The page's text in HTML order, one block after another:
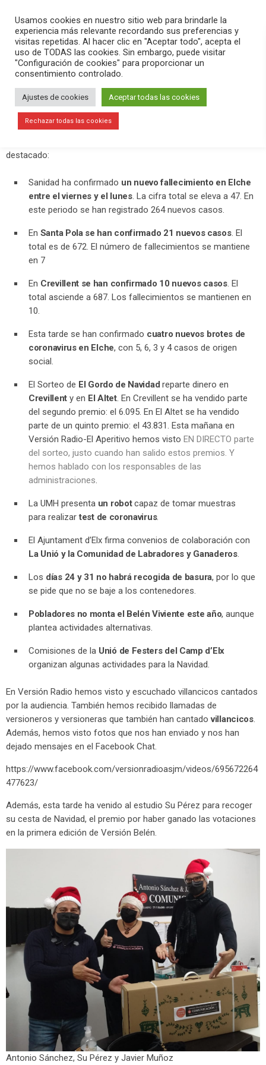
search menu pause PLAY
diciembre 22, 2020
1 nuevo fallecimiento por
coronavirus en Elche y 4 brotes con
18 casos
destacado:
Sanidad ha confirmado un nuevo fallecimiento en Elche
entre el viernes y el lunes. La cifra total se eleva a 47. En
este periodo se han registrado 264 nuevos casos.
En Santa Pola se han confirmado 21 nuevos casos. El
total es de 672. El número de fallecimientos se mantiene
en 7
En Crevillent se han confirmado 10 nuevos casos. El
total asciende a 687. Los fallecimientos se mantienen en
10.
Esta tarde se han confirmado cuatro nuevos brotes de
coronavirus en Elche, con 5, 6, 3 y 4 casos de origen
social.
El Sorteo de El Gordo de Navidad reparte dinero en
Crevillent y en El Altet. En Crevillent se ha vendido parte
del segundo premio: el 6.095. En El Altet se ha vendido
parte de un quinto premio: el 43.831. Esta mañana en
Versión Radio-El Aperitivo hemos visto EN DIRECTO parte
del sorteo, justo cuando han salido estos premios. Y
hemos hablado con los responsables de las
administraciones
La UMH presenta un robotcapaz de tomar muestras
para realizartest de coronavirus.
El Ajuntament d’Elx firma convenios de colaboración con
La Unió y la Comunidad de Labradores y Ganaderos.
Los días 24 y 31 no habrá recogida de basura, por lo que
se pide que no se baje a los contenedores.
Pobladores no monta el Belén Viviente este año, aunque
plantea actividades alternativas.
Comisiones de la Unió de Festers del Camp d’Elx
organizan algunas actividades para la Navidad.
En Versión Radio hemos visto y escuchado villancicos cantados
por la audiencia. También hemos recibido llamadas de
versioneros y versioneras que también han cantadovillancicos.
Además, hemos visto fotos que nos han enviado y nos han
dejado mensajes en el Facebook Chat.
https://www.facebook.com/versionradioasjm/videos/695672264
477623/
Además, esta tarde ha venido al estudio Su Pérez para recoger
su cesta de Navidad, el premio por haber ganado las votaciones
en la primera edición de Versión Belén.
Antonio Sánchez, Su Pérez y Javier Muñoz
Usamos cookies en nuestro sitio web para brindarle la
experiencia más relevante recordando sus preferencias y
visitas repetidas. Al hacer clic en "Aceptar todo", acepta el
uso de TODAS las cookies. Sin embargo, puede visitar
"Configuración de cookies" para proporcionar un
consentimiento controlado.
Ajustes de cookies Aceptar todas las cookies
Rechazar todas las cookies